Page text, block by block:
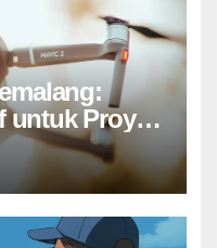
untuk Proyek